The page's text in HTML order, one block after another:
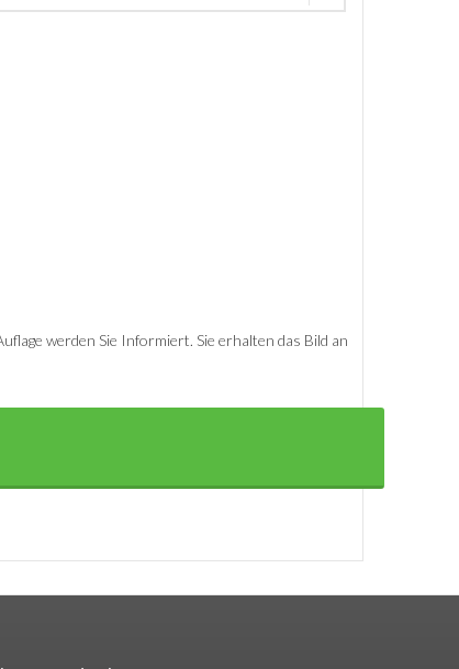
werden Sie Informiert. Sie erhalten das Bild an